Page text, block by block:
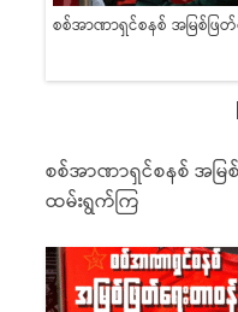
စစ်အာဏာရှင်စနစ် အမြစ်ဖ
စစ်အာဏာရှင်စနစ် အမြ
ထမ်းရွက်ကြ